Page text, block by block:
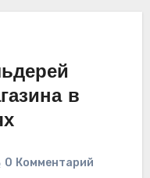
в
0 Комментарий